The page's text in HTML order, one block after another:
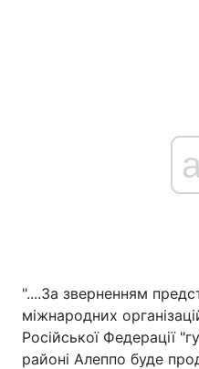
"....За зверненням
міжнародних
Російської Федерації
районі Алеппо буде